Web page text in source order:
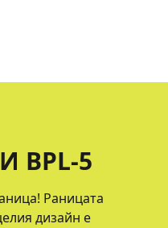
BPL-5
Раницата
дизайн е